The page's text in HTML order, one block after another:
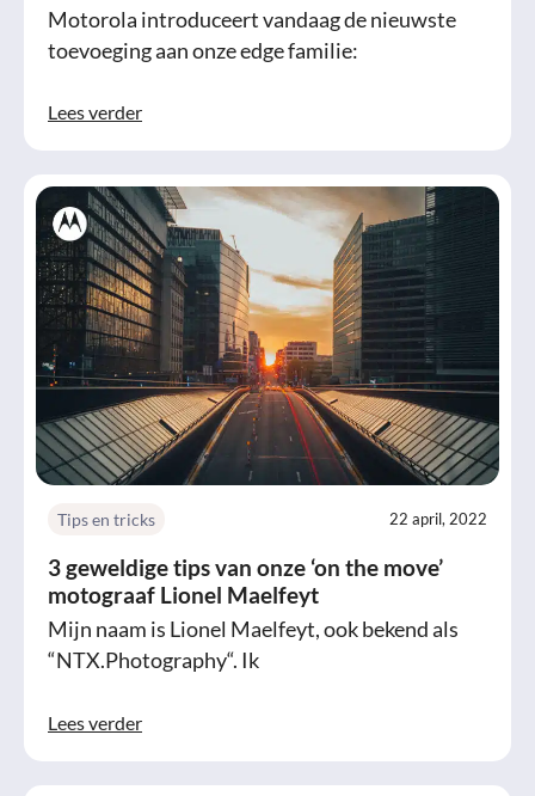
Motorola introduceert vandaag de nieuwste
toevoeging aan onze edge familie:
Lees verder
Tips en tricks 22 april, 2022
3 geweldige tips van onze ‘on the move’
motograaf Lionel Maelfeyt
Mijn naam is Lionel Maelfeyt, ook bekend als
“NTX.Photography“. Ik
Lees verder